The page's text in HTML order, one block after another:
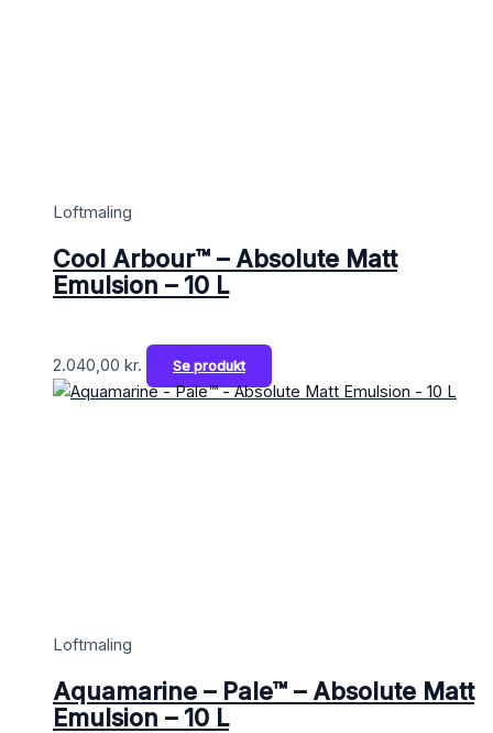
Loftmaling
Cool Arbour™ – Absolute Matt
Emulsion – 10 L
2.040,00 kr. Se produkt
Loftmaling
Aquamarine – Pale™ – Absolute Matt
Emulsion – 10 L